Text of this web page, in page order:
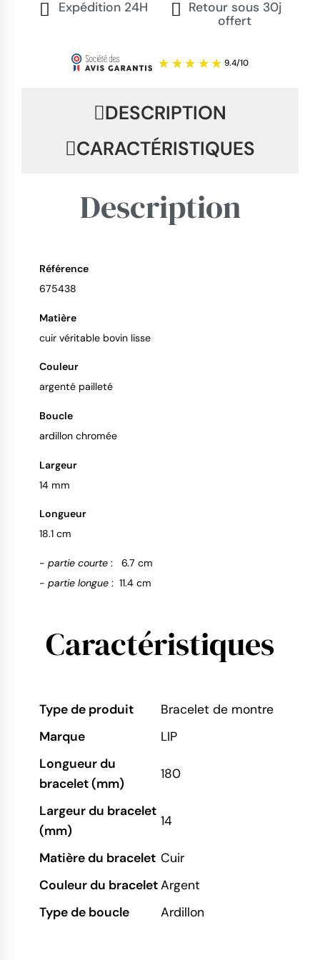
Expédition 24H
Retour sous 30j
offert
DESCRIPTION
CARACTÉRISTIQUES
Description
Référence
675438
Matière
cuir véritable bovin lisse
Couleur
argenté pailleté
Boucle
ardillon chromée
Largeur
14 mm
Longueur
18.1 cm
- partie courte : 6.7 cm
- partie longue : 11.4 cm
Caractéristiques
Type de produit
Bracelet de montre
Marque
LIP
Longueur du
bracelet (mm)
180
Largeur du bracelet
(mm)
14
Matière du bracelet Cuir
Couleur du braceletArgent
Type de boucle
Ardillon